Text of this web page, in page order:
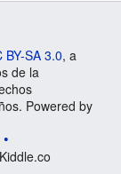
BY-SA 3.0, a
de la
Powered by